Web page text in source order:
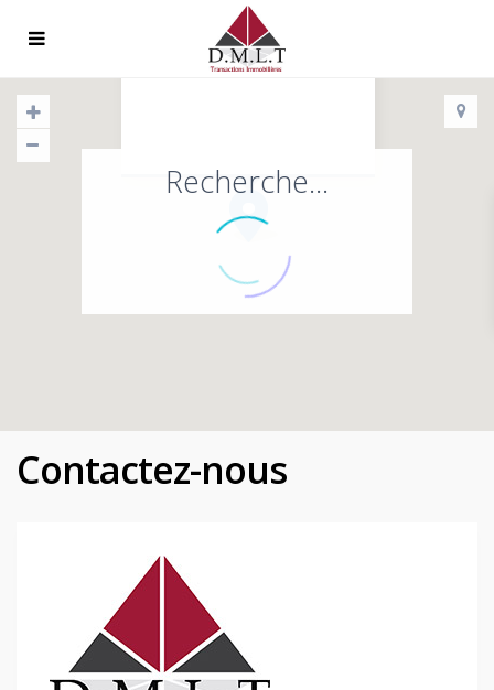
Immobilières
62 Avenue Bon air 33700 Mérignac
Recherche...
Contactez-nous